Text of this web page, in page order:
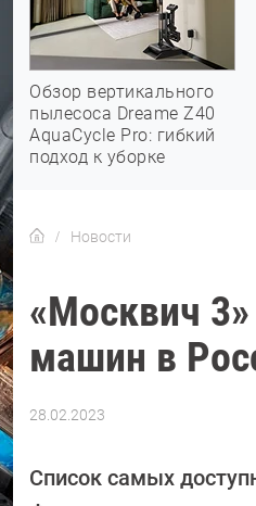
Обзор вертикального
пылесоса Dreame Z40
AquaCycle Pro: гибкий
подход к уборке
Новости
«Москвич
машин в
28.02.2023
Калашников
Список самых